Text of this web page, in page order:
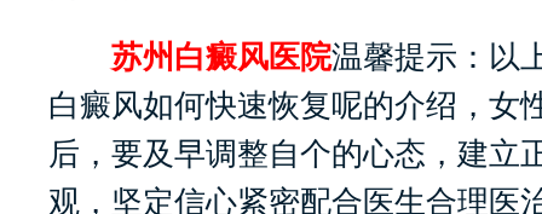
苏州白癜风医院温馨提示：以
白癜风如何快速恢复呢的介绍，女
后，要及早调整自个的心态，建立
观，坚定信心紧密配合医生合理医